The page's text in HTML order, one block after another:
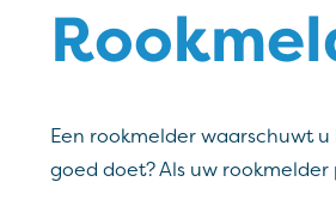
Een rookmelder waarschuwt
goed doet? Als uw